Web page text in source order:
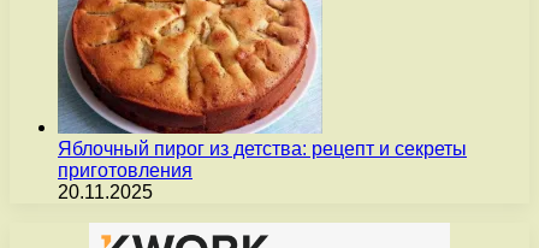
Яблочный пирог из детства: рецепт и секреты
приготовления
20.11.2025